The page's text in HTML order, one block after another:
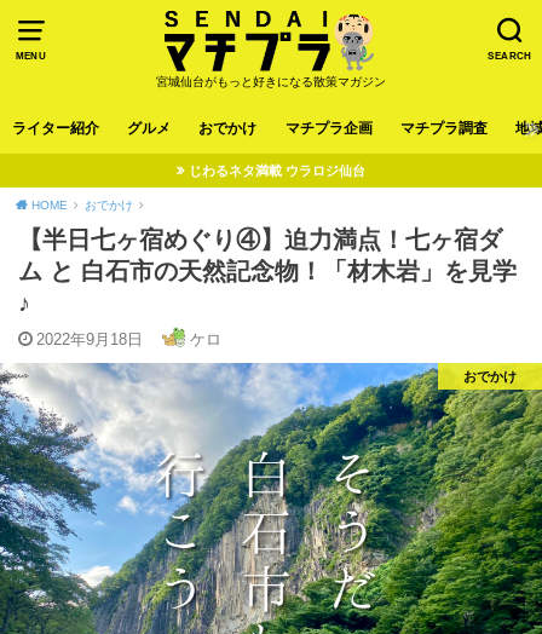
MENU SEARCH
宮城仙台がもっと好きになる散策マガジン
ライター紹介 グルメ おでかけ マチプラ企画 マチプラ調査 地
じわるネタ満載 ウラロジ仙台
HOME おでかけ
【半日七ヶ宿めぐり④】迫力満点！七ヶ宿ダ
ム と 白石市の天然記念物！「材木岩」を見学
♪
2022年9月18日 ケロ
おでかけ